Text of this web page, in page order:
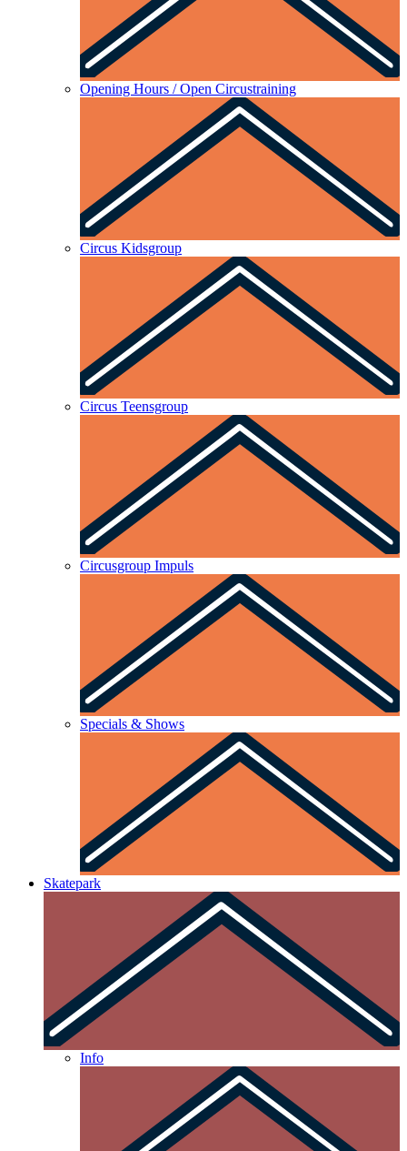
Opening Hours / Open Circustraining
Circus Kidsgroup
Circus Teensgroup
Circusgroup Impuls
Specials & Shows
Skatepark
Info